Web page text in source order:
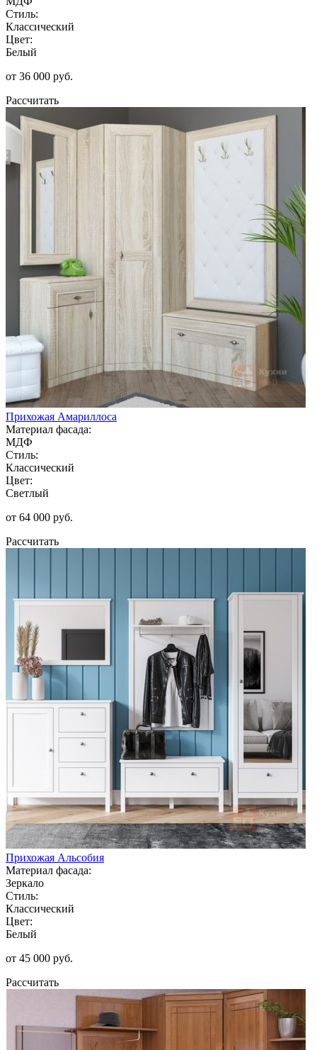
Стиль:
Классический
Цвет:
Белый
от 36 000 руб.
Рассчитать
Прихожая Амариллоса
Материал фасада:
МДФ
Стиль:
Классический
Цвет:
Светлый
от 64 000 руб.
Рассчитать
Прихожая Альсобия
Материал фасада:
Зеркало
Стиль:
Классический
Цвет:
Белый
от 45 000 руб.
Рассчитать